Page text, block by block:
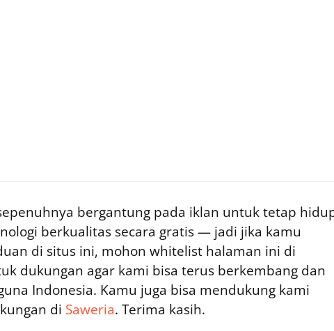
bergantung pada iklan untuk tetap
berkualitas secara gratis — jadi jika kamu
di situs ini, mohon whitelist halaman ini di
dukungan agar kami bisa terus berkembang dan
Indonesia. Kamu juga bisa mendukung kami
di Saweria. Terima kasih.